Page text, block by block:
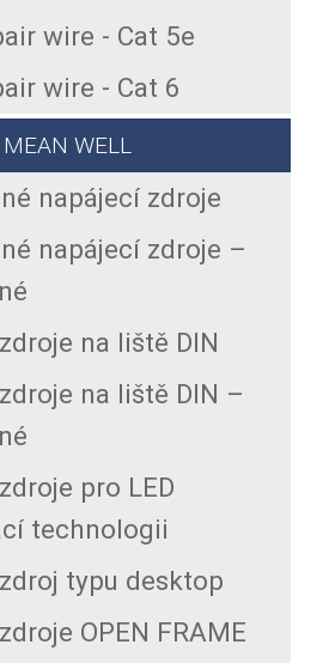
wire - Cat 5e
wire - Cat 6
MEAN WELL
napájecí zdroje
napájecí zdroje –
na liště DIN
na liště DIN –
pro LED
technologii
typu desktop
OPEN FRAME